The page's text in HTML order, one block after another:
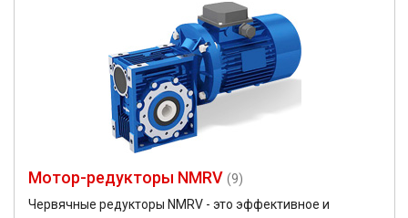
49,2
50
Мотор-редукторы NMRV (9)
Червячные редукторы NMRV - это эффективное и